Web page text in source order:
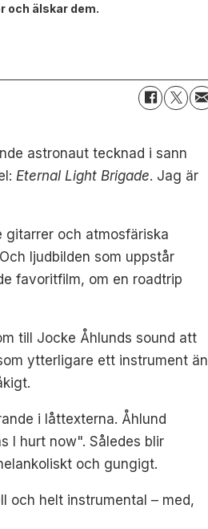
och älskar dem.
astronaut tecknad i sann
Eternal Light Brigade. Jag är
gitarrer och atmosfäriska
ljudbilden som uppstår
favoritfilm, om en roadtrip
till Jocke Åhlunds sound att
ytterligare ett instrument än
i låttexterna. Åhlund
I hurt now". Således blir
och gungigt.
och helt instrumental – med,